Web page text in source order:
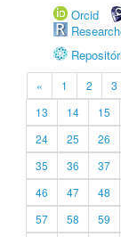
Orcid
« 1 2 3
13
14 15
24
25 26
35
36 37
46
47 48
57
58 59